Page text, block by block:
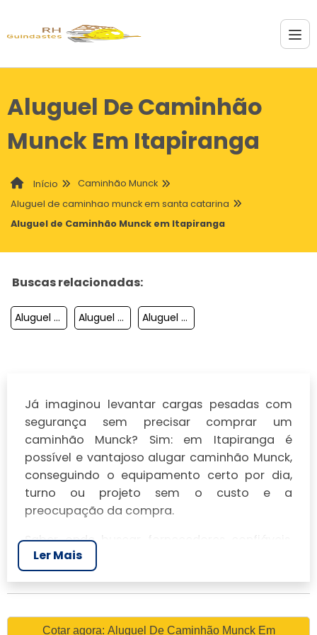
Aluguel De Caminhão
Munck Em Itapiranga
Início
Caminhão Munck
Aluguel de caminhao munck em santa catarina
Aluguel de Caminhão Munck em Itapiranga
Buscas relacionadas:
Aluguel De Caminhao Munck Em Videira Aluguel De Caminhao Munck Em Guaramirim Aluguel De Caminhao Munck Em Sao Francisco Do Sul
Já imaginou levantar cargas pesadas com
segurança sem precisar comprar um
caminhão Munck? Sim: em Itapiranga é
possível e vantajoso alugar caminhão Munck,
conseguindo o equipamento certo por dia,
turno ou projeto sem o custo e a
preocupação da compra.
Saber onde buscar fornecedores confiáveis,
comparar preços, checar manutenção, exigir
operador qualificado e entender seguros e
documentação faz toda a diferença — e é
como escolher a melhor locadora em
Ler Mais
Cotar agora: Aluguel De Caminhão Munck Em